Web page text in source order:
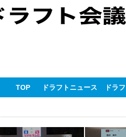
TOP ドラフトニュース ドラ